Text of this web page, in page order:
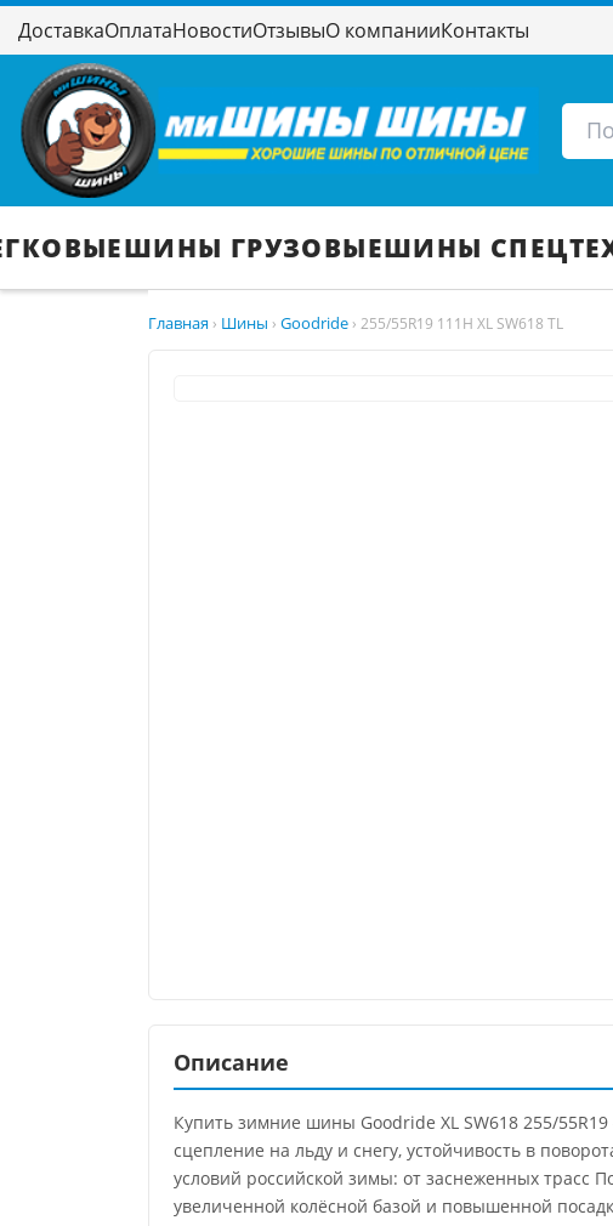
ДоставкаОплатаНовостиОтзывыО компанииКонтакты
ШИНЫ ГРУЗОВЫЕШИНЫ
Главная › Шины › Goodride › 255/55R19 111H XL SW618 TL
Описание
Купить зимние шины Goodride XL SW618 255/
сцепление на льду и снегу, устойчивость в
условий российской зимы: от заснеженных трасс
увеличенной колёсной базой и повышенной